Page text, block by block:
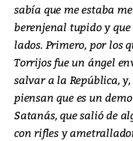
sabía que me estaba
berenjenal tupido y
lados. Primero, por los
Torrijos fue un ángel
salvar a la República,
piensan que es un
Satanás, que salió de
con rifles y